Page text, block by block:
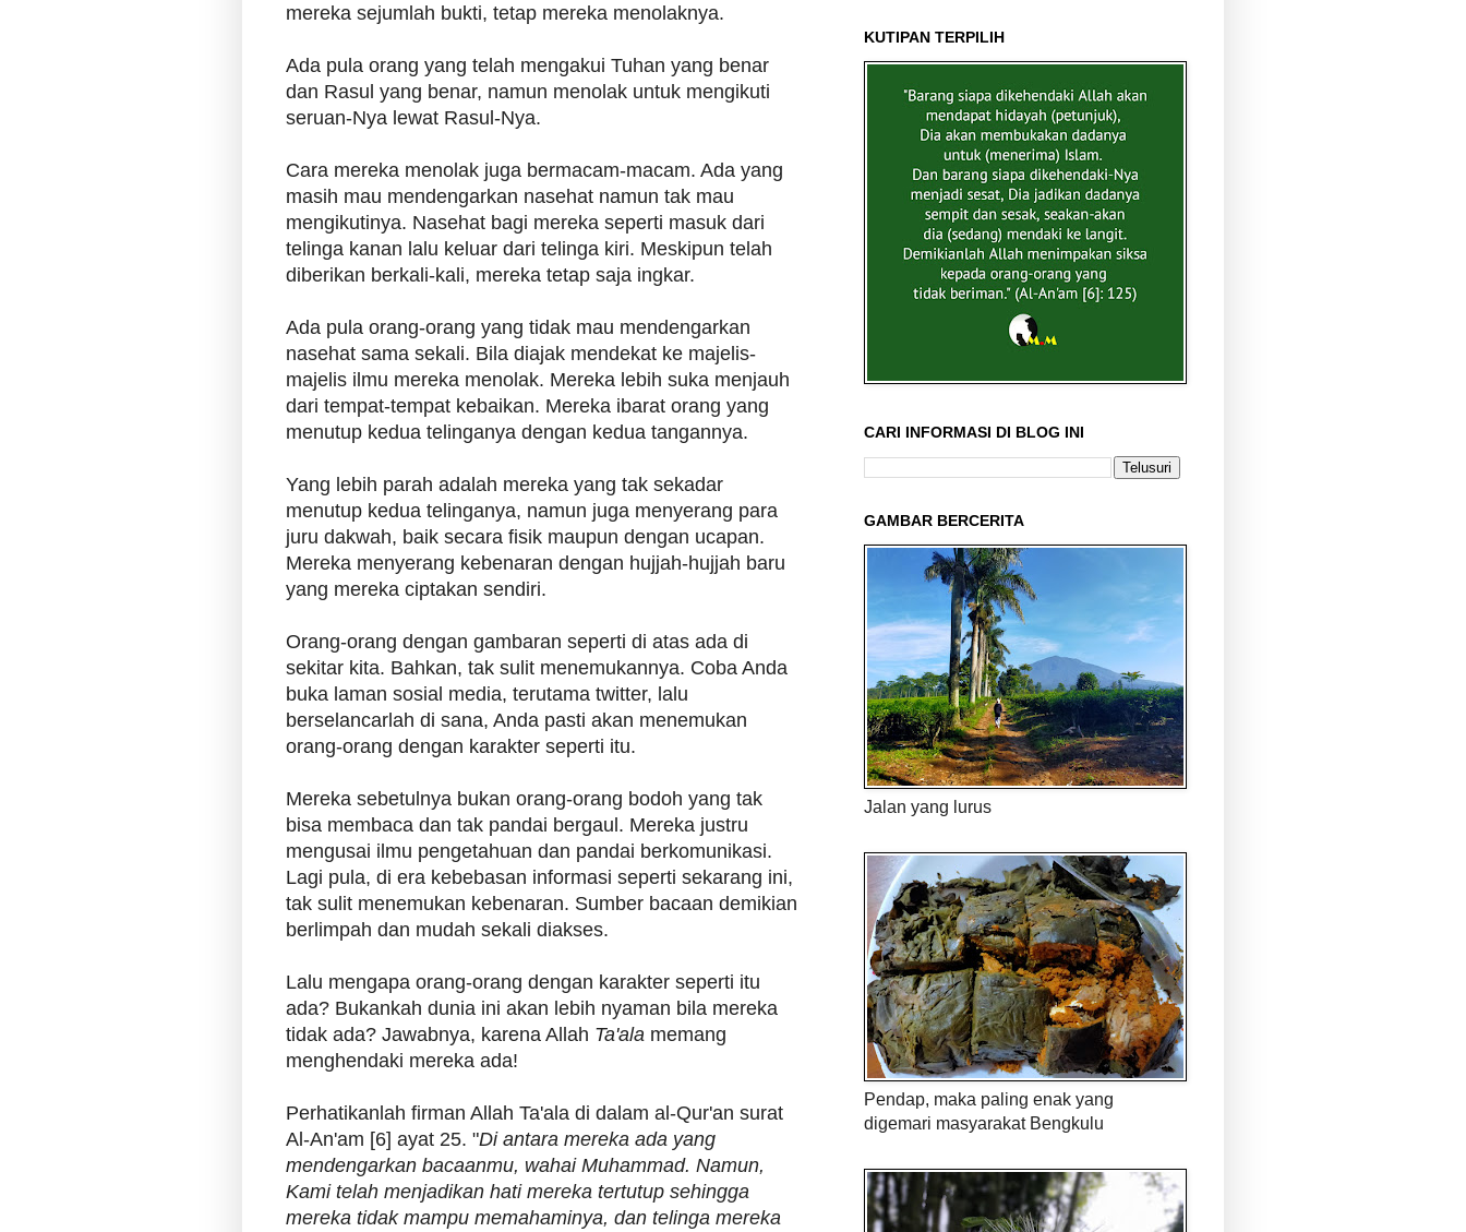
mereka sejumlah bukti, tetap mereka menolaknya.
Ada pula orang yang telah mengakui Tuhan yang benar
dan Rasul yang benar, namun menolak untuk mengikuti
seruan-Nya lewat Rasul-Nya.
Cara mereka menolak juga bermacam-macam. Ada yang
masih mau mendengarkan nasehat namun tak mau
mengikutinya. Nasehat bagi mereka seperti masuk dari
telinga kanan lalu keluar dari telinga kiri. Meskipun telah
diberikan berkali-kali, mereka tetap saja ingkar.
Ada pula orang-orang yang tidak mau mendengarkan
nasehat sama sekali. Bila diajak mendekat ke majelis-
majelis ilmu mereka menolak. Mereka lebih suka menjauh
dari tempat-tempat kebaikan. Mereka ibarat orang yang
menutup kedua telinganya dengan kedua tangannya.
Yang lebih parah adalah mereka yang tak sekadar
menutup kedua telinganya, namun juga menyerang para
juru dakwah, baik secara fisik maupun dengan ucapan.
Mereka menyerang kebenaran dengan hujjah-hujjah baru
yang mereka ciptakan sendiri.
Orang-orang dengan gambaran seperti di atas ada di
sekitar kita. Bahkan, tak sulit menemukannya. Coba Anda
buka laman sosial media, terutama twitter, lalu
berselancarlah di sana, Anda pasti akan menemukan
orang-orang dengan karakter seperti itu.
Mereka sebetulnya bukan orang-orang bodoh yang tak
bisa membaca dan tak pandai bergaul. Mereka justru
mengusai ilmu pengetahuan dan pandai berkomunikasi.
Lagi pula, di era kebebasan informasi seperti sekarang ini,
tak sulit menemukan kebenaran. Sumber bacaan demikian
berlimpah dan mudah sekali diakses.
Lalu mengapa orang-orang dengan karakter seperti itu
ada? Bukankah dunia ini akan lebih nyaman bila mereka
tidak ada? Jawabnya, karena Allah Ta'ala memang
menghendaki mereka ada!
Perhatikanlah firman Allah Ta'ala di dalam al-Qur'an surat
Al-An'am [6] ayat 25. "Di antara mereka ada yang
mendengarkan bacaanmu, wahai Muhammad. Namun,
Kami telah menjadikan hati mereka tertutup sehingga
mereka tidak mampu memahaminya, dan telinga mereka
KUTIPAN TERPILIH
CARI INFORMASI DI BLOG INI
GAMBAR BERCERITA
Jalan yang lurus
Pendap, maka paling enak yang
digemari masyarakat Bengkulu